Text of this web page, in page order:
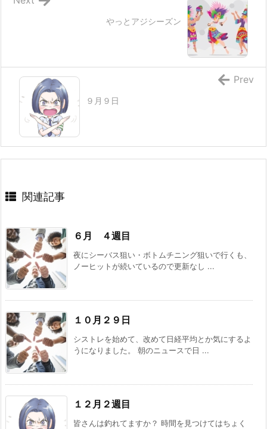
やっとアジシーズン
９月９日
Prev
関連記事
６月 ４週目
夜にシーバス狙い・ボトムチニング狙いで行くも、
ノーヒットが続いているので更新なし ...
１０月２９日
シストレを始めて、改めて日経平均とか気にするよ
うになりました。 朝のニュースで日 ...
１２月２週目
皆さんは釣れてますか？ 時間を見つけてはちょく